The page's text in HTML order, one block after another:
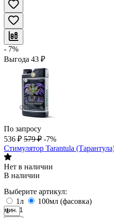
- 7%
Выгода 43 ₽
По запросу
536 ₽ 579 ₽ -7%
Стимулятор Tarantula
Нет в наличии
В наличии
Выберите артикул:
1л
100мл (фасовка)
мин. 1